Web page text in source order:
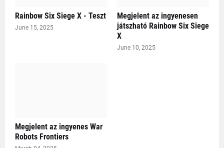
Rainbow Six Siege X - Teszt
June 15, 2025
Megjelent az ingyenesen
játszható Rainbow Six Siege
X
June 10, 2025
Megjelent az ingyenes War
Robots Frontiers